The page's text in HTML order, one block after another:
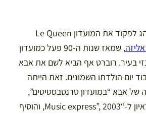
רוברט סמית נהג לפקוד את המועדון Le Queen
, שמאז שנות ה-90 פעל כמועדון
בעיר. רוברט אף הביא לשם את אבא
יום הולדתו השמונים. זאת הייתה
של אבא “במועדון טרנסבסטיטים”,
אמר רוברט בראיון ל-“Music express”, 2003, והוסיף